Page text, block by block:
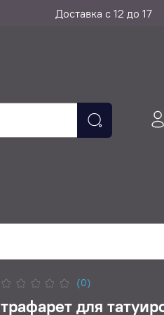
Доставка с 12 до 17
(0)
трафарет для